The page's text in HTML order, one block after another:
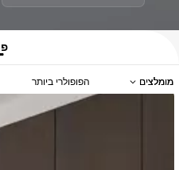
מומלצים הפופולרי ביותר